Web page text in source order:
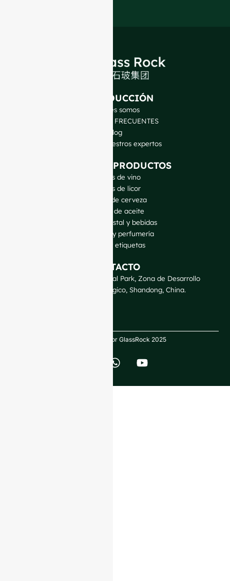
INTRODUCCIÓN
Quiénes somos
PREGUNTAS FRECUENTES
Blog
Hable con nuestros expertos
NUESTROS PRODUCTOS
Botellas de vino
Botellas de licor
Botellas de cerveza
Botellas de aceite
Tarros de cristal y bebidas
Cosmética y perfumería
Cierres y etiquetas
CONTACTO
GlassRock Bajiao Industrial Park, Zona de Desarrollo
Económico y Tecnológico, Shandong, China.
Derechos de autor GlassRock 2025